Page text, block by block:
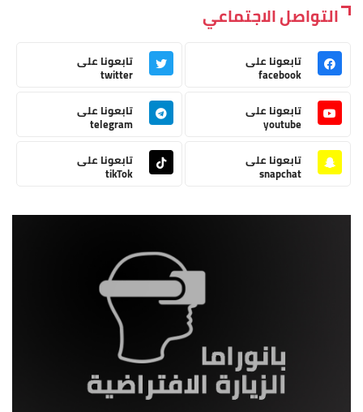
التواصل الاجتماعي
تابعونا على
facebook
تابعونا على
twitter
تابعونا على
youtube
تابعونا على
telegram
تابعونا على
snapchat
تابعونا على
tikTok